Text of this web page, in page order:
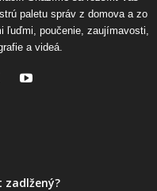
paletu správ z domova a zo
ľuďmi, poučenie, zaujímavosti,
a videá.
zadlžený?